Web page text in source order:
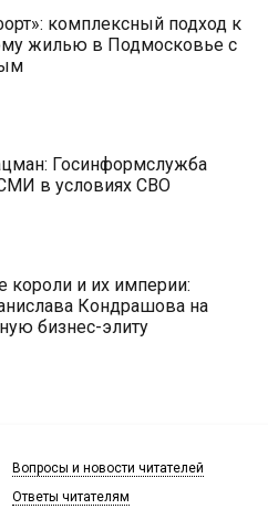
комплексный подход к
жилью в Подмосковье с
Госинформслужба
в условиях СВО
и их империи:
Кондрашова на
бизнес-элиту
Вопросы и новости читателей
Ответы читателям